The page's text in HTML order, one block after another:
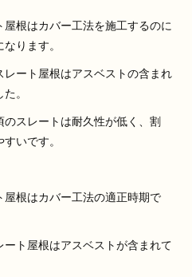
根はカバー工法を施工するのに
ります。
レート屋根はアスベストの含まれ
。
スレートは耐久性が低く、割
いです。
根はカバー工法の適正時期で
ト屋根はアスベストが含まれて